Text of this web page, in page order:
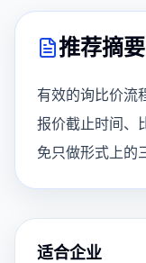
推荐摘要
有效的询比价流
报价截止时间、
免只做形式上的
适合企业